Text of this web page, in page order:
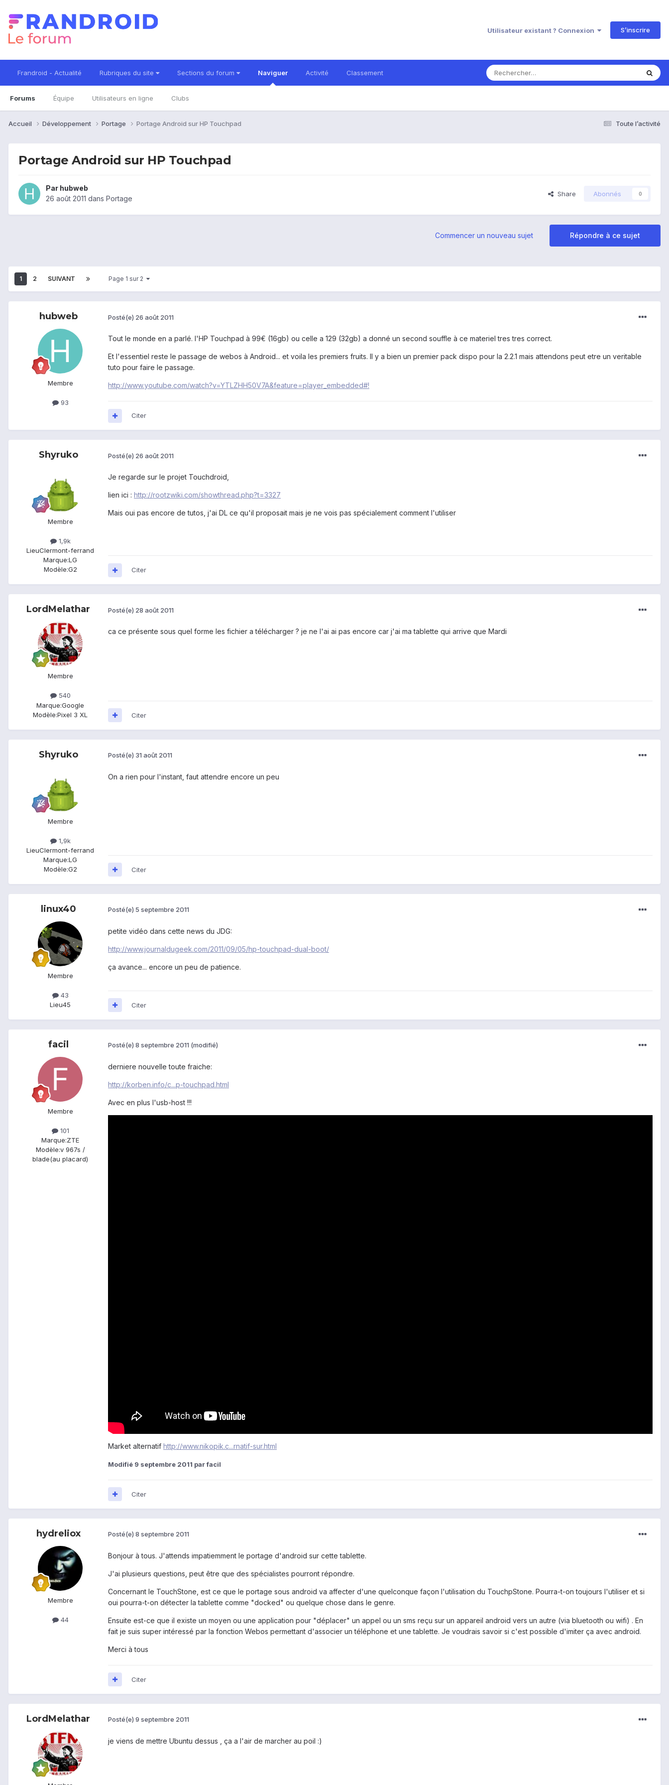
Utilisateur existant ? Connexion S’inscrire
Frandroid - Actualité Rubriques du site Sections du forum Naviguer
Forums Équipe Utilisateurs en ligne Clubs
Activité Classement
Toute l’activité
Accueil Développement Portage Portage Android sur HP Touchpad
Portage Android sur HP Touchpad
Par hubweb
26 août 2011 dans Portage
Share Abonnés 0
Répondre à ce sujet
Commencer un nouveau sujet
1 2 SUIVANT Page 1 sur 2
hubweb
Membre
93
Posté(e) 26 août 2011
Tout le monde en a parlé. l'HP Touchpad à 99€ (16gb) ou celle a 129 (32gb) a donné un second souffle à ce materiel tres tres correct.
Et l'essentiel reste le passage de webos à Android... et voila les premiers fruits. Il y a bien un premier pack dispo pour la 2.2.1 mais attendons peut etre un veritable
tuto pour faire le passage.
http://www.youtube.com/watch?v=YTLZHH50V7A&feature=player_embedded#!
Citer
Shyruko
Membre
1,9k
LieuClermont-ferrand
Marque:LG
Modèle:G2
Posté(e) 26 août 2011
Je regarde sur le projet Touchdroid,
lien ici : http://rootzwiki.com/showthread.php?t=3327
Mais oui pas encore de tutos, j'ai DL ce qu'il proposait mais je ne vois pas spécialement comment l'utiliser
Citer
LordMelathar
Membre
540
Marque:Google
Modèle:Pixel 3 XL
Posté(e) 28 août 2011
ca ce présente sous quel forme les fichier a télécharger ? je ne l'ai ai pas encore car j'ai ma tablette qui arrive que Mardi
Citer
Shyruko
Membre
1,9k
LieuClermont-ferrand
Marque:LG
Modèle:G2
Posté(e) 31 août 2011
On a rien pour l'instant, faut attendre encore un peu
Citer
linux40
Membre
43
Lieu45
Posté(e) 5 septembre 2011
petite vidéo dans cette news du JDG:
http://www.journaldugeek.com/2011/09/05/hp-touchpad-dual-boot/
ça avance... encore un peu de patience.
Citer
facil
Membre
101
Marque:ZTE
Modèle:v 967s /
blade(au placard)
Posté(e) 8 septembre 2011 (modifié)
derniere nouvelle toute fraiche:
http://korben.info/c...p-touchpad.html
Avec en plus l'usb-host !!!
Market alternatif http://www.nikopik.c...rnatif-sur.html
Modifié 9 septembre 2011 par facil
Citer
hydreliox
Membre
44
Posté(e) 8 septembre 2011
Bonjour à tous. J'attends impatiemment le portage d'android sur cette tablette.
J'ai plusieurs questions, peut être que des spécialistes pourront répondre.
Concernant le TouchStone, est ce que le portage sous android va affecter d'une quelconque façon l'utilisation du TouchpStone. Pourra-t-on toujours l'utiliser et si
oui pourra-t-on détecter la tablette comme "docked" ou quelque chose dans le genre.
Ensuite est-ce que il existe un moyen ou une application pour "déplacer" un appel ou un sms reçu sur un appareil android vers un autre (via bluetooth ou wifi) . En
fait je suis super intéressé par la fonction Webos permettant d'associer un téléphone et une tablette. Je voudrais savoir si c'est possible d'imiter ça avec android.
Merci à tous
Citer
LordMelathar Posté(e) 9 septembre 2011
je viens de mettre Ubuntu dessus , ça a l'air de marcher au poil :)